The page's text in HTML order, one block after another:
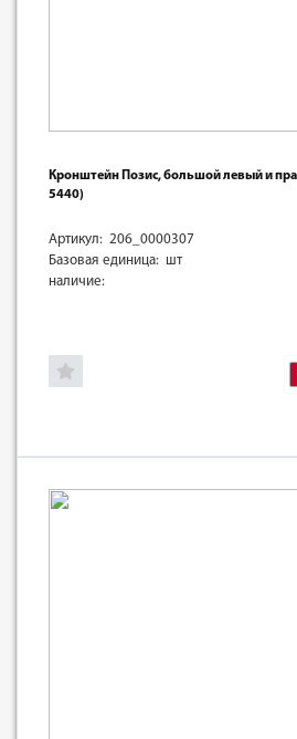
Кронштейн Позис, большой левый и
5440)
Артикул: 206_0000307
Базовая единица: шт
наличие: